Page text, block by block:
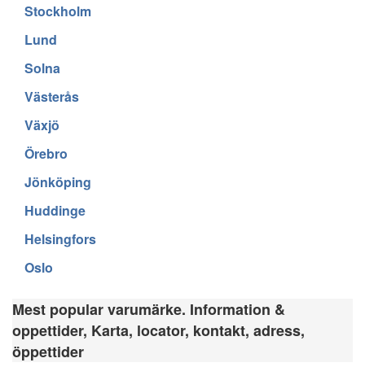
Stockholm
Lund
Solna
Västerås
Växjö
Örebro
Jönköping
Huddinge
Helsingfors
Oslo
Mest popular varumärke. Information &
oppettider, Karta, locator, kontakt, adress,
öppettider